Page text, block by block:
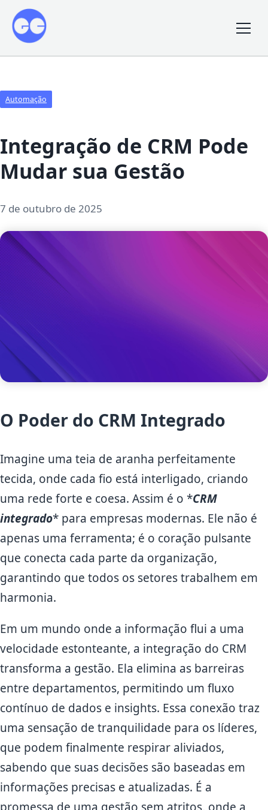
Automação
Integração de CRM Pode
Mudar sua Gestão
7 de outubro de 2025
O Poder do CRM Integrado
Imagine uma teia de aranha perfeitamente
tecida, onde cada fio está interligado, criando
uma rede forte e coesa. Assim é o *CRM
integrado* para empresas modernas. Ele não é
apenas uma ferramenta; é o coração pulsante
que conecta cada parte da organização,
garantindo que todos os setores trabalhem em
harmonia.
Em um mundo onde a informação flui a uma
velocidade estonteante, a integração do CRM
transforma a gestão. Ela elimina as barreiras
entre departamentos, permitindo um fluxo
contínuo de dados e insights. Essa conexão traz
uma sensação de tranquilidade para os líderes,
que podem finalmente respirar aliviados,
sabendo que suas decisões são baseadas em
informações precisas e atualizadas. É a